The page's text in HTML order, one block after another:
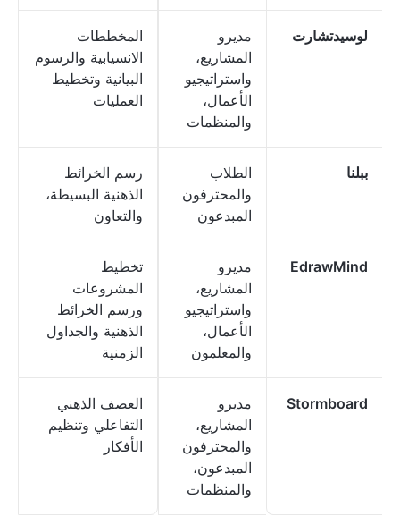
لوسيدتشارت
مديرو
المشاريع،
واستراتيجيو
الأعمال،
والمنظمات
المخططات
الانسيابية والرسوم
البيانية وتخطيط
العمليات
ببلنا
الطلاب
والمحترفون
المبدعون
رسم الخرائط
الذهنية البسيطة،
والتعاون
EdrawMind
مديرو
المشاريع،
واستراتيجيو
الأعمال،
والمعلمون
تخطيط
المشروعات
ورسم الخرائط
الذهنية والجداول
الزمنية
Stormboard
مديرو
المشاريع،
والمحترفون
المبدعون،
والمنظمات
العصف الذهني
التفاعلي وتنظيم
الأفكار